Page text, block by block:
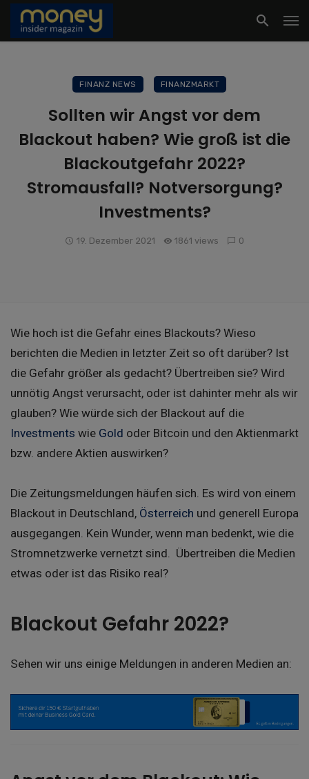
FINANZ NEWS FINANZMARKT
Sollten wir Angst vor dem
Blackout haben? Wie groß ist die
Blackoutgefahr 2022?
Stromausfall? Notversorgung?
Investments?
19. Dezember 2021 1861 views 0
Wie hoch ist die Gefahr eines Blackouts? Wieso
berichten die Medien in letzter Zeit so oft darüber? Ist
die Gefahr größer als gedacht? Übertreiben sie? Wird
unnötig Angst verursacht, oder ist dahinter mehr als wir
glauben? Wie würde sich der Blackout auf die
Investments wie Gold oder Bitcoin und den Aktienmarkt
bzw. andere Aktien auswirken?
Die Zeitungsmeldungen häufen sich. Es wird von einem
Blackout in Deutschland, Österreich und generell Europa
ausgegangen. Kein Wunder, wenn man bedenkt, wie die
Stromnetzwerke vernetzt sind. Übertreiben die Medien
etwas oder ist das Risiko real?
Blackout Gefahr 2022?
Sehen wir uns einige Meldungen in anderen Medien an: